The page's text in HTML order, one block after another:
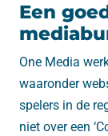
Een
One Media
waaronder
spelers in de
niet over een